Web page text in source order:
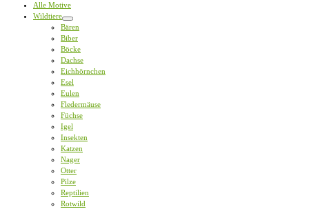
Alle Motive
Wildtiere
Bären
Biber
Böcke
Dachse
Eichhörnchen
Esel
Eulen
Fledermäuse
Füchse
Igel
Insekten
Katzen
Nager
Otter
Pilze
Reptilien
Rotwild